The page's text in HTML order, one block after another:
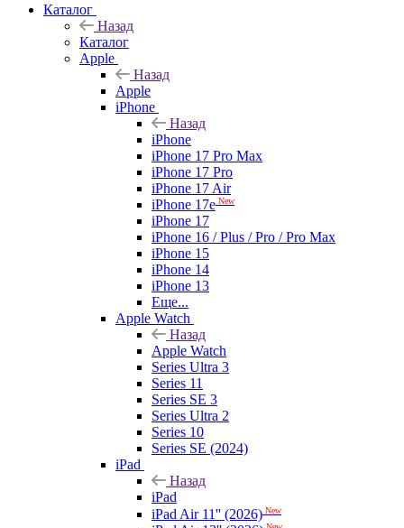
Каталог
Назад
Каталог
Apple
Назад
Apple
iPhone
Назад
iPhone
iPhone 17 Pro Max
iPhone 17 Pro
iPhone 17 Air
iPhone 17e New
iPhone 17
iPhone 16 / Plus / Pro / Pro Max
iPhone 15
iPhone 14
iPhone 13
Еще...
Apple Watch
Назад
Apple Watch
Series Ultra 3
Series 11
Series SE 3
Series Ultra 2
Series 10
Series SE (2024)
iPad
Назад
iPad
iPad Air 11'' (2026) New